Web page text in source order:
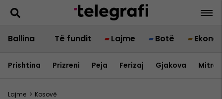
Ballina Të fundit Lajme Botë
Prishtina Prizreni Peja Ferizaj Gjakova
Lajme > Kosovë